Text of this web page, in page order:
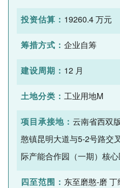
投资估算： 19260.4 万元
筹措方式： 企业自筹
建设周期： 12 月
土地分类： 工业用地M
项目承接地： 云南省西双
憨镇昆明大道与5-2号路交
际产能合作园（一期）核心
四至范围： 东至磨憨-磨